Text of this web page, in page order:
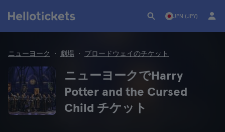
JPN (JPY)
ニューヨーク 劇場 ブロードウェイのチケット
ニューヨークでHarry
Potter and the Cursed
Child チケット